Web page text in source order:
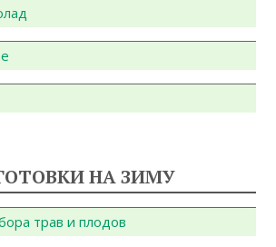
НА ЗИМУ
трав и плодов